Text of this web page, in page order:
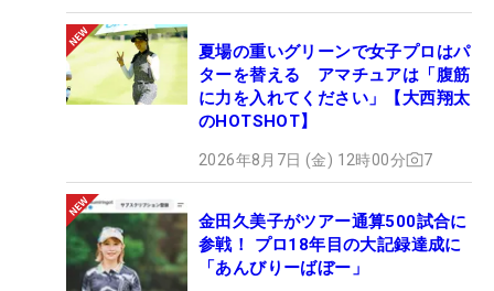
夏場の重いグリーンで女子プロはパ
ターを替える アマチュアは「腹筋
に力を入れてください」【大西翔太
のHOTSHOT】
2026年8月7日 (金) 12時00分 7
金田久美子がツアー通算500試合に
参戦！ プロ18年目の大記録達成に
「あんびりーばぼー」